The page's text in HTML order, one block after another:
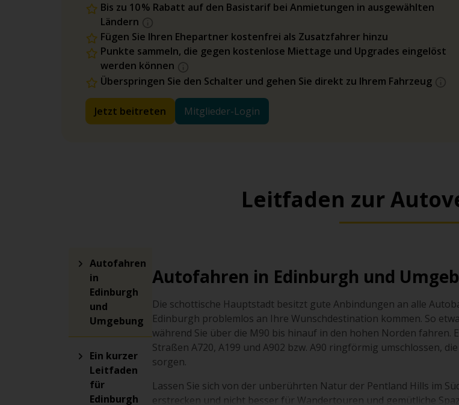
Bis zu 10 % Rabatt auf den Basistarif bei Anmietungen in ausgewählten
Ländern
Fügen Sie Ihren Ehepartner kostenfrei als Zusatzfahrer hinzu
Punkte sammeln, die gegen kostenlose Miettage und Upgrades eingelöst
werden können
Überspringen Sie den Schalter und gehen Sie direkt zu Ihrem Fahrzeug
Jetzt beitreten Mitglieder-Login
Leitfaden zur
Autofahren
in
Edinburgh
und
Umgebung
Ein kurzer
Leitfaden
für
Edinburgh
Autofahren in Edinburgh und
Die schottische Hauptstadt besitzt gute Anbindungen an alle
Edinburgh problemlos an Ihre Wunschdestination kommen. So
während Sie über die M90 bis hinauf in den hohen Norden
Straßen A720, A199 und A902 bzw. A90 ringförmig umschlossen,
sorgen.
Lassen Sie sich von der unberührten Natur der Pentland Hills im
erstrecken und nicht besser für Wandertouren und gemütliche